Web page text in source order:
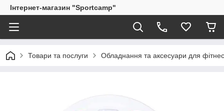
Інтернет-магазин "Sportcamp"
Товари та послуги Обладнання та аксесуари для